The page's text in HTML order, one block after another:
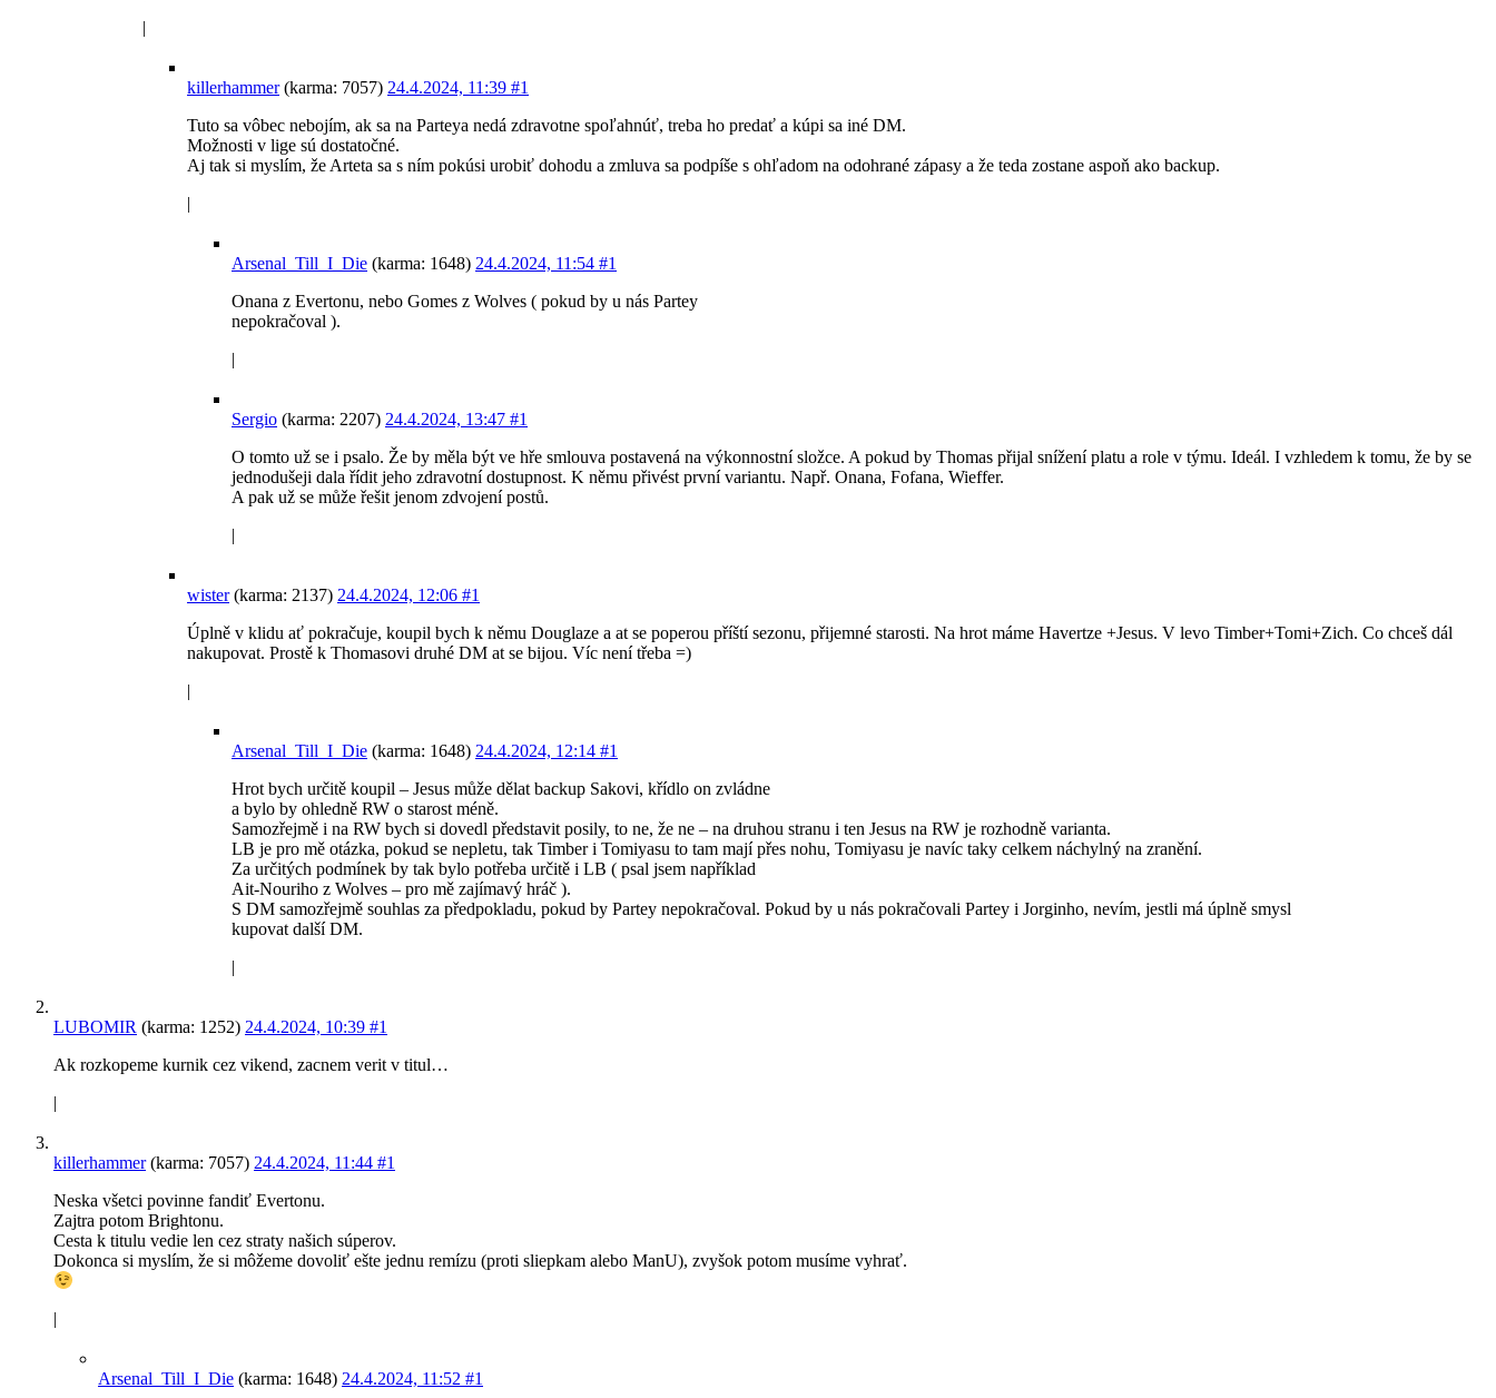
|
killerhammer(karma: 7057) 24.4.2024, 11:39 #1
Tuto sa vôbec nebojím, ak sa na Parteya nedá zdravotne spoľahnúť, treba ho predať a kúpi sa iné DM.
Možnosti v lige sú dostatočné.
Aj tak si myslím, že Arteta sa s ním pokúsi urobiť dohodu a zmluva sa podpíše s ohľadom na odohrané zápasy a že teda zostane aspoň ako backup.
|
Arsenal_Till_I_Die (karma: 1648) 24.4.2024, 11:54 #1
Onana z Evertonu, nebo Gomes z Wolves ( pokud by u nás Partey
nepokračoval ).
|
Sergio (karma: 2207) 24.4.2024, 13:47 #1
O tomto už se i psalo. Že by měla být ve hře smlouva postavená na výkonnostní složce. A pokud by Thomas přijal snížení platu a role v týmu. Ideál. I vzhledem k tomu, že by se
jednodušeji dala řídit jeho zdravotní dostupnost. K němu přivést první variantu. Např. Onana, Fofana, Wieffer.
A pak už se může řešit jenom zdvojení postů.
|
wister(karma: 2137) 24.4.2024, 12:06 #1
Úplně v klidu ať pokračuje, koupil bych k němu Douglaze a at se poperou příští sezonu, přijemné starosti. Na hrot máme Havertze +Jesus. V levo Timber+Tomi+Zich. Co chceš dál
nakupovat. Prostě k Thomasovi druhé DM at se bijou. Víc není třeba =)
|
Arsenal_Till_I_Die (karma: 1648) 24.4.2024, 12:14 #1
Hrot bych určitě koupil – Jesus může dělat backup Sakovi, křídlo on zvládne
a bylo by ohledně RW o starost méně.
Samozřejmě i na RW bych si dovedl představit posily, to ne, že ne – na druhou stranu i ten Jesus na RW je rozhodně varianta.
LB je pro mě otázka, pokud se nepletu, tak Timber i Tomiyasu to tam mají přes nohu, Tomiyasu je navíc taky celkem náchylný na zranění.
Za určitých podmínek by tak bylo potřeba určitě i LB ( psal jsem například
Ait-Nouriho z Wolves – pro mě zajímavý hráč ).
S DM samozřejmě souhlas za předpokladu, pokud by Partey nepokračoval. Pokud by u nás pokračovali Partey i Jorginho, nevím, jestli má úplně smysl
kupovat další DM.
|
LUBOMIR (karma: 1252) 24.4.2024, 10:39 #1
Ak rozkopeme kurnik cez vikend, zacnem verit v titul…
|
killerhammer(karma: 7057) 24.4.2024, 11:44 #1
Neska všetci povinne fandiť Evertonu.
Zajtra potom Brightonu.
Cesta k titulu vedie len cez straty našich súperov.
Dokonca si myslím, že si môžeme dovoliť ešte jednu remízu (proti sliepkam alebo ManU), zvyšok potom musíme vyhrať.
|
Arsenal_Till_I_Die (karma: 1648) 24.4.2024, 11:52 #1